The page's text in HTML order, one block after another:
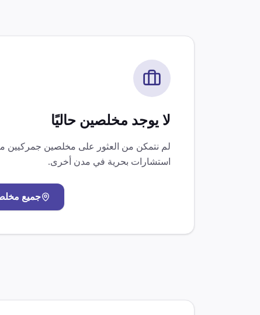
لا يوجد مخلصين حاليًا
لم نتمكن من العثور على مخلصين
استشارات بحرية في مدن أخرى.
جميع